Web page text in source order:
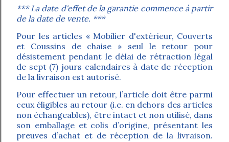
*** La date d'effet de la garantie commence à partir
de la date de vente. ***
Pour les articles « Mobilier d'extérieur, Couverts
et Coussins de chaise » seul le retour pour
désistement pendant le délai de rétraction légal
de sept (7) jours calendaires à date de réception
de la livraison est autorisé.
Pour effectuer un retour, l’article doit être parmi
ceux éligibles au retour (i.e. en dehors des articles
non échangeables), être intact et non utilisé, dans
son emballage et colis d’origine, présentant les
preuves d’achat et de réception de la livraison.